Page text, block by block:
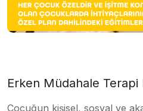
Erken Müdahale Terapi
Çocuğun kişisel, sosyal ve